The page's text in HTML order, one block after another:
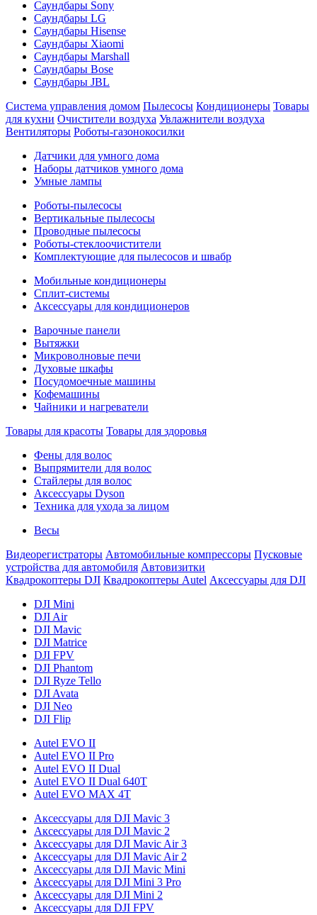
Саундбары Sony
Саундбары LG
Саундбары Hisense
Саундбары Xiaomi
Саундбары Marshall
Саундбары Bose
Саундбары JBL
Система управления домом Пылесосы Кондиционеры Товары
для кухни Очистители воздуха Увлажнители воздуха
Вентиляторы Роботы-газонокосилки
Датчики для умного дома
Наборы датчиков умного дома
Умные лампы
Роботы-пылесосы
Вертикальные пылесосы
Проводные пылесосы
Роботы-стеклоочистители
Комплектующие для пылесосов и швабр
Мобильные кондиционеры
Сплит-системы
Аксессуары для кондиционеров
Варочные панели
Вытяжки
Микроволновые печи
Духовые шкафы
Посудомоечные машины
Кофемашины
Чайники и нагреватели
Товары для красоты Товары для здоровья
Фены для волос
Выпрямители для волос
Стайлеры для волос
Аксессуары Dyson
Техника для ухода за лицом
Весы
Видеорегистраторы Автомобильные компрессоры Пусковые
устройства для автомобиля Автовизитки
Квадрокоптеры DJI Квадрокоптеры Autel Аксессуары для DJI
DJI Mini
DJI Air
DJI Mavic
DJI Matrice
DJI FPV
DJI Phantom
DJI Ryze Tello
DJI Avata
DJI Neo
DJI Flip
Autel EVO II
Autel EVO II Pro
Autel EVO II Dual
Autel EVO II Dual 640T
Autel EVO MAX 4T
Аксессуары для DJI Mavic 3
Аксессуары для DJI Mavic 2
Аксессуары для DJI Mavic Air 3
Аксессуары для DJI Mavic Air 2
Аксессуары для DJI Mavic Mini
Аксессуары для DJI Mini 3 Pro
Аксессуары для DJI Mini 2
Аксессуары для DJI FPV